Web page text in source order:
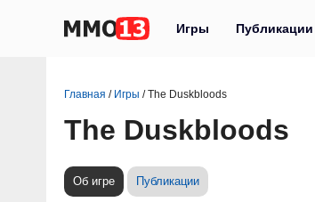
Игры Публикации
Главная / Игры /The Duskbloods
The Duskbloods
Об игре Публикации